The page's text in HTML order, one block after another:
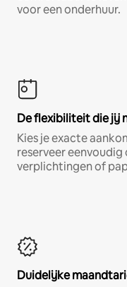
voor een onderhuur.
De flexibiliteit die jij
Kies je exacte
reserveer
verplichtingen of
Duidelijke